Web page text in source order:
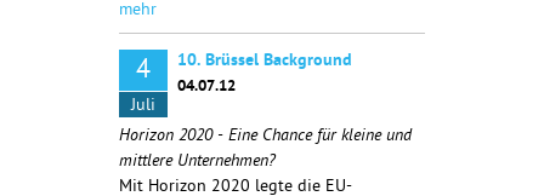
mehr
4
Juli
10. Brüssel Background
04.07.12
Horizon 2020 - Eine Chance für kleine und
mittlere Unternehmen?
Mit Horizon 2020 legte die EU-